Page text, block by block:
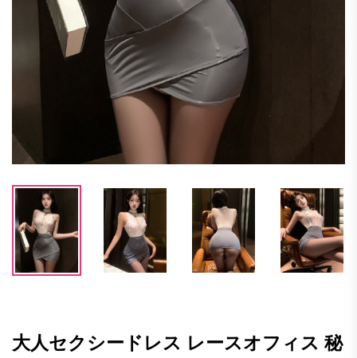
大人セクシードレス レースオフィス 秘